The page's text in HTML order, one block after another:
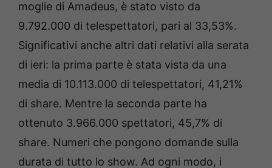
moglie di Amadeus, è stato visto da
9.792.000 di telespettatori, pari al 33,53%.
Significativi anche altri dati relativi alla serata
di ieri: la prima parte è stata vista da una
media di 10.113.000 di telespettatori, 41,21%
di share. Mentre la seconda parte ha
ottenuto 3.966.000 spettatori, 45,7% di
share. Numeri che pongono domande sulla
durata di tutto lo show. Ad ogni modo, i